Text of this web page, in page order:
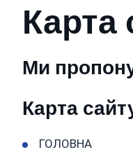
Карта
Ми
Карта
ГОЛОВНА